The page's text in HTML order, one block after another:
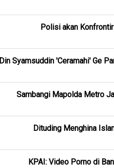
Polisi akan
Din Syamsuddin 'Ceramahi' Ge
Sambangi Mapolda Metro
Dituding Menghina
KPAI: Video Porno di